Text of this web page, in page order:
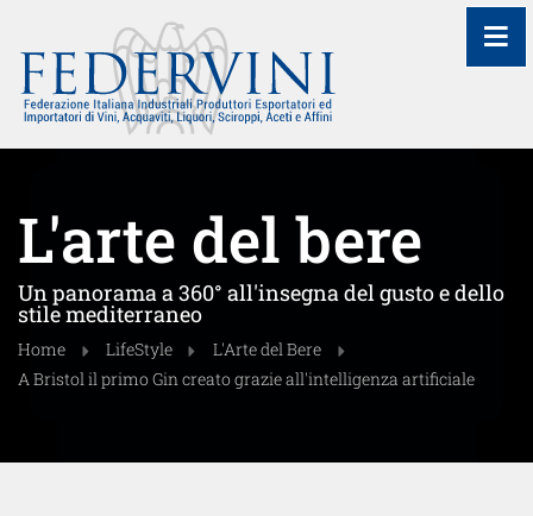
L'arte del bere
Un panorama a 360° all'insegna del gusto e dello
stile mediterraneo
Home LifeStyle
L'Arte del Bere
A Bristol il primo Gin creato grazie all'intelligenza artificiale
≡